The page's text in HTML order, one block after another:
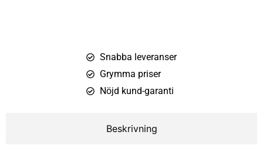
Snabba leveranser
Grymma priser
Nöjd kund-garanti
Beskrivning